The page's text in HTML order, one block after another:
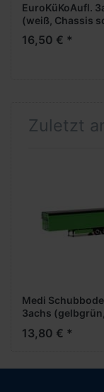
EuroKüKoAufl.
(weiß, Chassis
Palettenkasten +
Unterfahrschutz
16,50 € *
Zuletzt
Medi
3achs
13,80 € *